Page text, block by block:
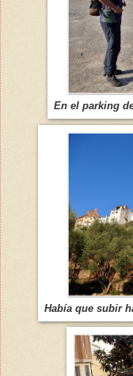
En el parking
Había que subir